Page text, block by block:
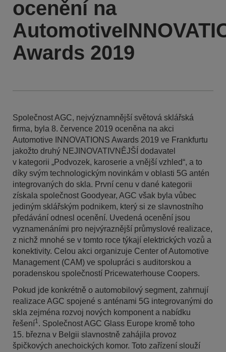
ocenění na
Awards 2019
Společnost AGC, nejvýznamnější světová sklářská
firma, byla 8. července 2019 oceněna na akci
Automotive INNOVATIONS Awards 2019 ve Frankfurtu
jakožto druhý NEJINOVATIVNĚJŠÍ dodavatel
v kategorii „Podvozek, karoserie a vnější vzhled“, a to
díky svým technologickým novinkám v oblasti 5G antén
integrovaných do skla. První cenu v dané kategorii
získala společnost Goodyear, AGC však byla vůbec
jediným sklářským podnikem, který si ze slavnostního
předávání odnesl ocenění. Uvedená ocenění jsou
vyznamenáními pro nejvýraznější průmyslové realizace,
z nichž mnohé se v tomto roce týkají elektrických vozů a
konektivity. Celou akci organizuje Center of Automotive
Management (CAM) ve spolupráci s auditorskou a
poradenskou společností Pricewaterhouse Coopers.
Pokud jde konkrétně o automobilový segment, zahrnují
realizace AGC spojené s anténami 5G integrovanými do
skla zejména rozvoj nových komponent a nabídku
řešení1. Společnost AGC Glass Europe kromě toho
15. března v Belgii slavnostně zahájila provoz
špičkových anechoických komor. Toto zařízení slouží